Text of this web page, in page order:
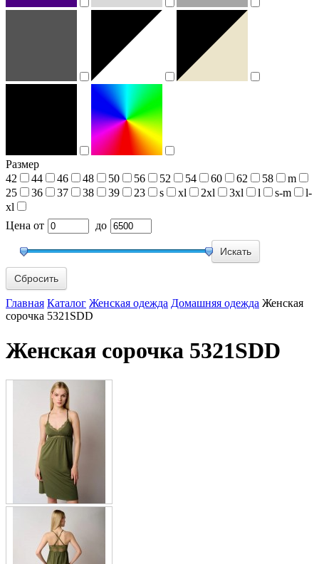
Размер
42
44 46 48 50 56 52 54 60 62 58
m
25
36 37 38 39 23 s xl 2xl 3xl l s-m
l-
xl
Цена от до
Сбросить
Главная Каталог Женская одежда Домашняя одежда Женская
сорочка 5321SDD
Женская сорочка 5321SDD